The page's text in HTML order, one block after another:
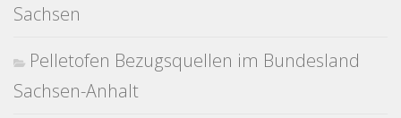
Sachsen
Pelletofen Bezugsquellen im Bundesland
Sachsen-Anhalt